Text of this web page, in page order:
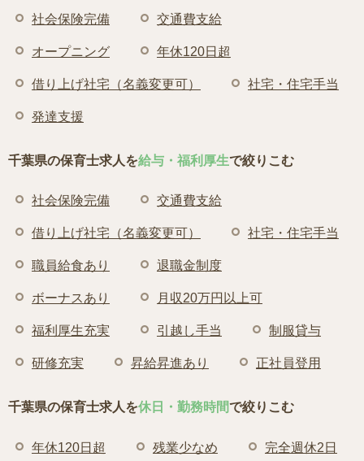
社会保険完備 交通費支給
オープニング 年休120日超
借り上げ社宅（名義変更可） 社宅・住宅手当
発達支援
千葉県の保育士求人を給与・福利厚生で絞りこむ
社会保険完備 交通費支給
借り上げ社宅（名義変更可） 社宅・住宅手当
職員給食あり 退職金制度
ボーナスあり 月収20万円以上可
福利厚生充実 引越し手当 制服貸与
研修充実 昇給昇進あり 正社員登用
千葉県の保育士求人を休日・勤務時間で絞りこむ
年休120日超 残業少なめ 完全週休2日